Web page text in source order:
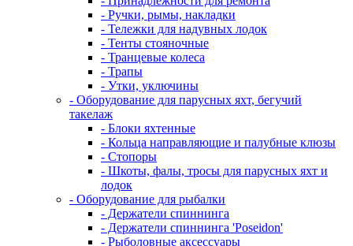
- Ручки, рымы, накладки
- Тележки для надувных лодок
- Тенты стояночные
- Транцевые колеса
- Трапы
- Утки, уключины
- Оборудование для парусных яхт, бегучий
такелаж
- Блоки яхтенные
- Кольца направляющие и палубные клюзы
- Стопоры
- Шкоты, фалы, тросы для парусных яхт и
лодок
- Оборудование для рыбалки
- Держатели спиннинга
- Держатели спиннинга 'Poseidon'
- Рыболовные аксессуары